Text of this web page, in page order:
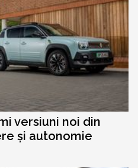
versiuni noi din
și autonomie